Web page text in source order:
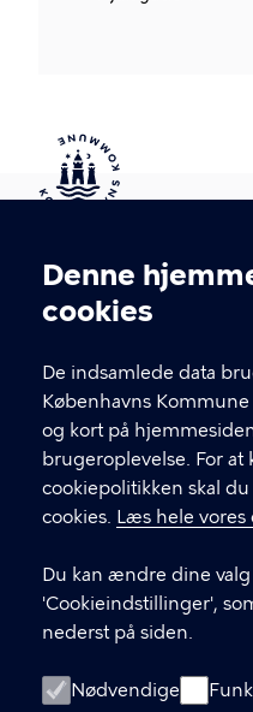
Denne
cookies
De indsamlede data
Københavns
og kort på
brugeroplevelse. For
cookiepolitikken skal
cookies. Læs hele vores
Du kan ændre dine
'Cookieindstillinger',
nederst på siden.
Nødvendige
Kontakt Københavns
T
fFind andre
CVR-nummer
GENVEJE
Digital Post
Databeskyttelse